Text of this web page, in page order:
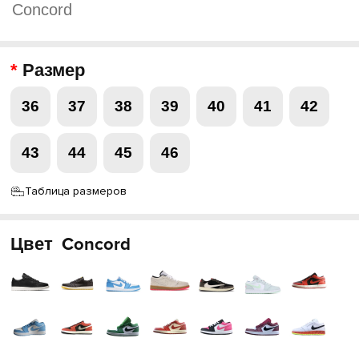
Concord
Размер
36 37 38 39 40 41 42
43 44 45 46
Таблица размеров
Цвет Concord